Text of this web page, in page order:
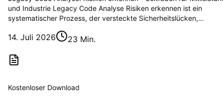
und Industrie Legacy Code Analyse Risiken erkennen ist ein
systematischer Prozess, der versteckte Sicherheitslücken,…
14. Juli 2026 23 Min.
Kostenloser Download